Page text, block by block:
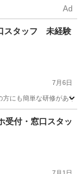
Ad
スタッフ 未経験
7月6日
にも簡単な研修があ
受付・窓口スタッ